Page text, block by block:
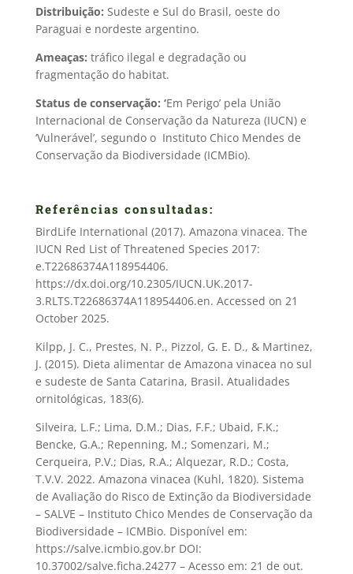
Distribuição: Sudeste e Sul do Brasil, oeste do
Paraguai e nordeste argentino.
Ameaças: tráfico ilegal e degradação ou
fragmentação do habitat.
Status de conservação: ‘Em Perigo’ pela União
Internacional de Conservação da Natureza (IUCN) e
‘Vulnerável’, segundo o Instituto Chico Mendes de
Conservação da Biodiversidade (ICMBio).
Referências consultadas:
BirdLife International (2017). Amazona vinacea. The
IUCN Red List of Threatened Species 2017:
e.T22686374A118954406.
https://dx.doi.org/10.2305/IUCN.UK.2017-
3.RLTS.T22686374A118954406.en. Accessed on 21
October 2025.
Kilpp, J. C., Prestes, N. P., Pizzol, G. E. D., & Martinez,
J. (2015). Dieta alimentar de Amazona vinacea no sul
e sudeste de Santa Catarina, Brasil. Atualidades
ornitológicas, 183(6).
Silveira, L.F.; Lima, D.M.; Dias, F.F.; Ubaid, F.K.;
Bencke, G.A.; Repenning, M.; Somenzari, M.;
Cerqueira, P.V.; Dias, R.A.; Alquezar, R.D.; Costa,
T.V.V. 2022. Amazona vinacea (Kuhl, 1820). Sistema
de Avaliação do Risco de Extinção da Biodiversidade
– SALVE – Instituto Chico Mendes de Conservação da
Biodiversidade – ICMBio. Disponível em:
https://salve.icmbio.gov.br DOI:
10.37002/salve.ficha.24277 – Acesso em: 21 de out.